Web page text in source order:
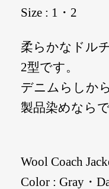
Size : 1・2
柔らかなドル
2型です。
デニムらしか
製品染めなら
Wool Coach
Color : Gray・